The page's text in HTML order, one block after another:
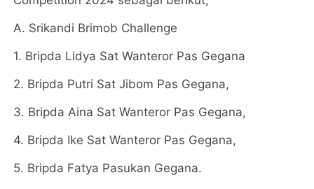
A. Srikandi Brimob Challenge
1. Bripda Lidya Sat Wanteror Pas Gegana
2. Bripda Putri Sat Jibom Pas Gegana,
3. Bripda Aina Sat Wanteror Pas Gegana,
4. Bripda Ike Sat Wanteror Pas Gegana,
5. Bripda Fatya Pasukan Gegana.